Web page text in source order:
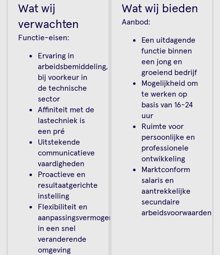
Wat wij
verwachten
Functie-eisen:
Ervaring in
arbeidsbemiddeling,
bij voorkeur in
de technische
sector
Affiniteit met de
lastechniek is
een pré
Uitstekende
communicatieve
vaardigheden
Proactieve en
resultaatgerichte
instelling
Flexibiliteit en
aanpassingsvermogen
in een snel
veranderende
omgeving
Wat wij bieden
Aanbod:
Een uitdagende
functie binnen
een jong en
groeiend bedrijf
Mogelijkheid om
te werken op
basis van 16-24
uur
Ruimte voor
persoonlijke en
professionele
ontwikkeling
Marktconform
salaris en
aantrekkelijke
secundaire
arbeidsvoorwaarden